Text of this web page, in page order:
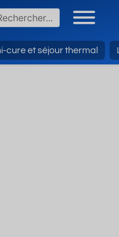
cure et séjour thermal